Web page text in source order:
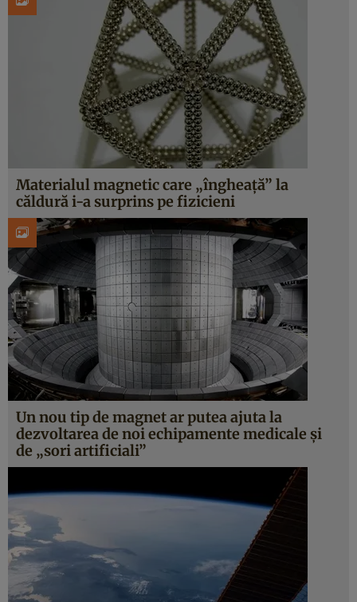
Materialul magnetic care „îngheață” la
căldură i-a surprins pe fizicieni
Un nou tip de magnet ar putea ajuta la
dezvoltarea de noi echipamente medicale și
de „sori artificiali”